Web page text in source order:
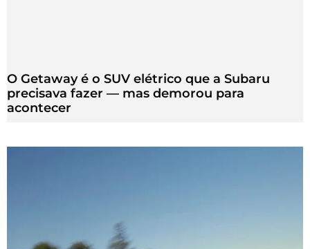
O Getaway é o SUV elétrico que a Subaru
precisava fazer — mas demorou para
acontecer